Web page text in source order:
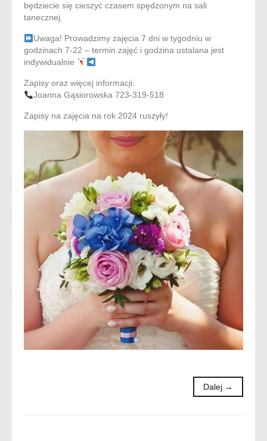
będziecie się cieszyć czasem spędzonym na sali
tanecznej.
Uwaga! Prowadzimy zajęcia 7 dni w tygodniu w
godzinach 7-22 – termin zajęć i godzina ustalana jest
indywidualnie
Zapisy oraz więcej informacji:
Joanna Gąsiorowska 723-319-518
Zapisy na zajęcia na rok 2024 ruszyły!
Dalej →